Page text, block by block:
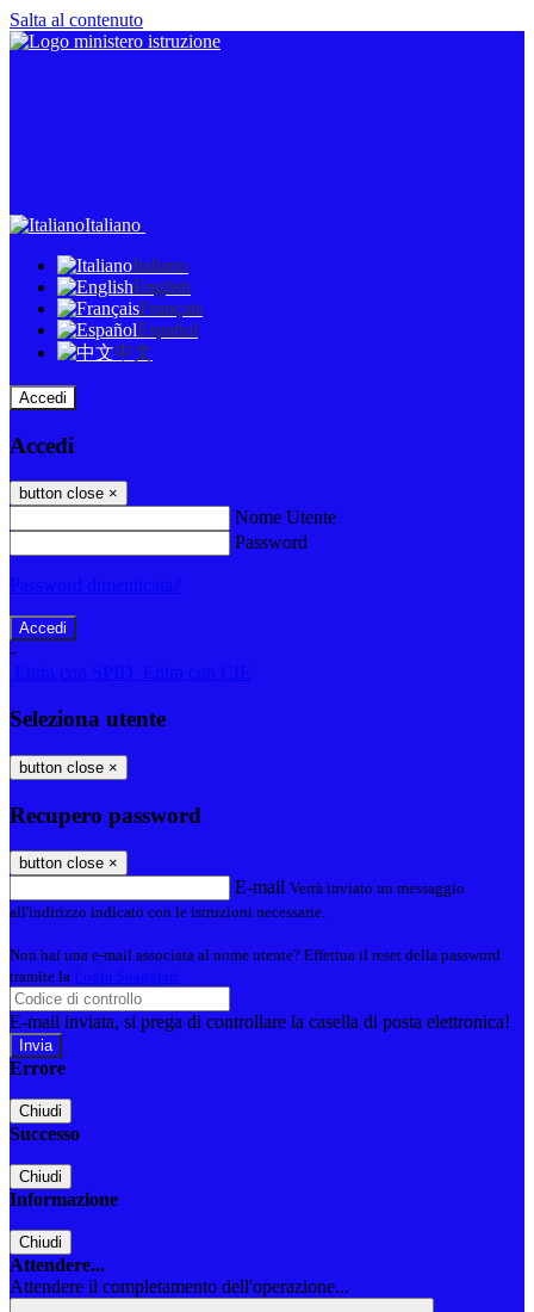
Salta al contenuto
Italiano
Italiano
English
Français
Español
中文
Accedi
Accedi
button close ×
Nome Utente
Password
-
Seleziona utente
button close ×
Recupero password
button close ×
E-mail Verrà inviato un messaggio
all'indirizzo indicato con le istruzioni necessarie.
Non hai una e-mail associata al nome utente? Effettua il reset della password
tramite la
E-mail inviata, si prega di controllare la casella di posta elettronica!
Errore
Chiudi
Successo
Chiudi
Informazione
Chiudi
Attendere...
Attendere il completamento dell'operazione...